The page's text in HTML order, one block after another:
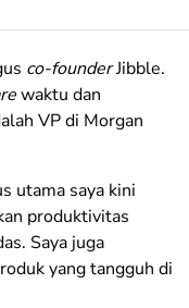
co-founderJibble.
waktu dan
VP di Morgan
utama saya kini
produktivitas
Saya juga
yang tangguh di